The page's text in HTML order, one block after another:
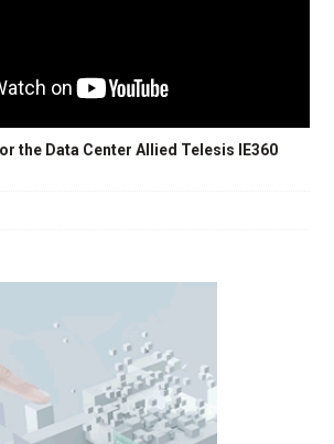
the Data Center Allied Telesis IE360